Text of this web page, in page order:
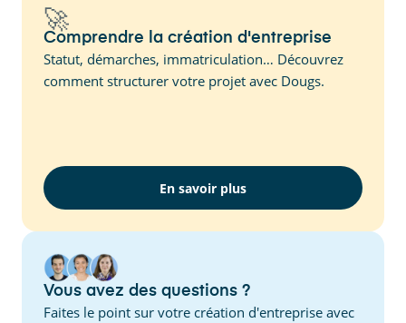
🚀
Comprendre la création d'entreprise
Statut, démarches, immatriculation… Découvrez
comment structurer votre projet avec Dougs.
En savoir plus
Vous avez des questions ?
Faites le point sur votre création d'entreprise avec